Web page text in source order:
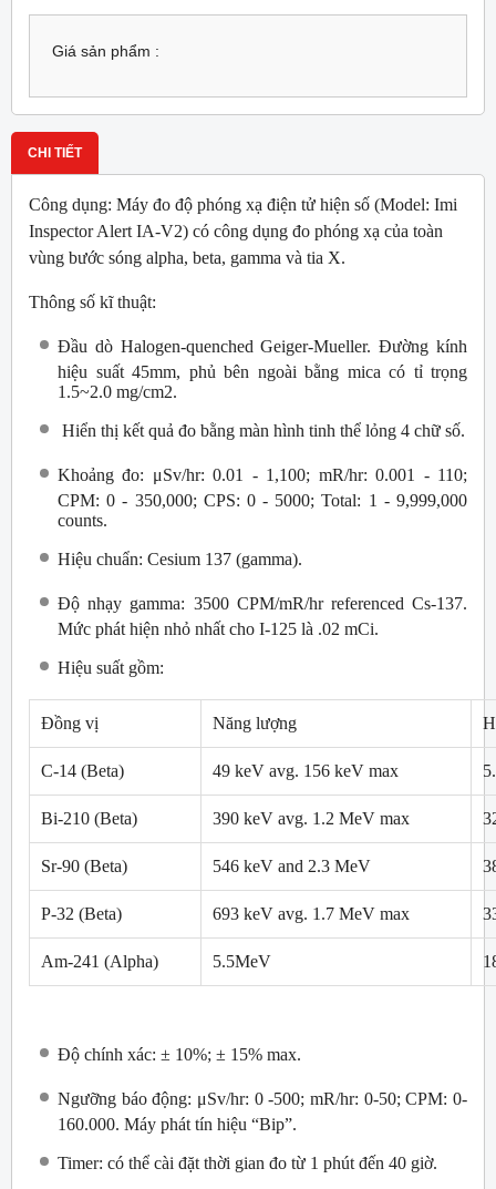
Giá sản phẩm :
CHI TIẾT
Công dụng: Máy đo độ phóng xạ điện tử hiện số (Model: Imi
Inspector Alert IA-V2) có công dụng đo phóng xạ của toàn
vùng bước sóng alpha, beta, gamma và tia X.
Thông số kĩ thuật:
Đầu dò Halogen-quenched Geiger-Mueller. Đường kính
hiệu suất 45mm, phủ bên ngoài bằng mica có tỉ trọng
1.5~2.0 mg/cm2.
Hiển thị kết quả đo bằng màn hình tinh thể lỏng 4 chữ số.
Khoảng đo: μSv/hr: 0.01 - 1,100; mR/hr: 0.001 - 110;
CPM: 0 - 350,000; CPS: 0 - 5000; Total: 1 - 9,999,000
counts.
Hiệu chuẩn: Cesium 137 (gamma).
Độ nhạy gamma: 3500 CPM/mR/hr referenced Cs-137.
Mức phát hiện nhỏ nhất cho I-125 là .02 mCi.
Hiệu suất gồm:
Đồng vị Năng lượng
C-14 (Beta) 49 keV avg. 156 keV max
Bi-210 (Beta) 390 keV avg. 1.2 MeV max
Sr-90 (Beta) 546 keV and 2.3 MeV
P-32 (Beta) 693 keV avg. 1.7 MeV max
Am-241 (Alpha) 5.5MeV
Độ chính xác: ± 10%; ± 15% max.
Ngưỡng báo động: μSv/hr: 0 -500; mR/hr: 0-50; CPM: 0-
160.000. Máy phát tín hiệu “Bip”.
Timer: có thể cài đặt thời gian đo từ 1 phút đến 40 giờ.